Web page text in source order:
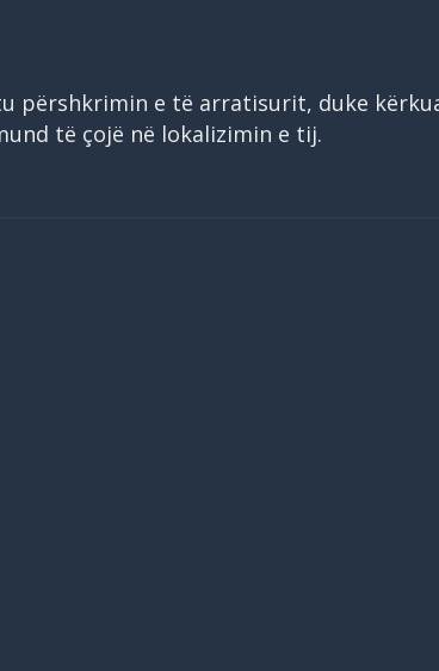
përshkrimin e të arratisurit, duke
të çojë në lokalizimin e tij.